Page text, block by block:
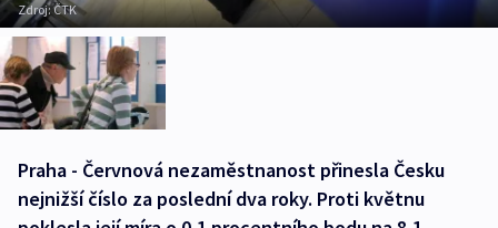
Zdroj:ČTK
Praha - Červnová nezaměstnanost přinesla Česku
nejnižší číslo za poslední dva roky. Proti květnu